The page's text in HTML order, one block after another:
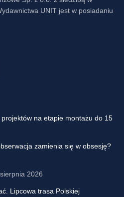
UNIT jest w posiadaniu
na etapie montażu do 15
zamienia się w obsesję?
2026
Lipcowa trasa Polskiej